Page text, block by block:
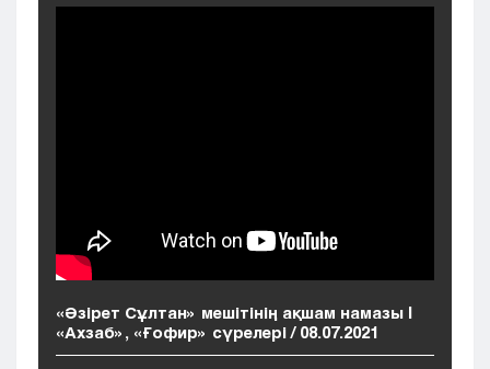
Шымкент
«Әзірет Сұлтан» мешітінің ақшам намазы |
«Ахзаб», «Ғофир» сүрелері / 08.07.2021